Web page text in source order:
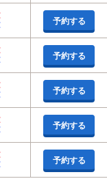
予約する
予約する
予約する
予約する
予約する